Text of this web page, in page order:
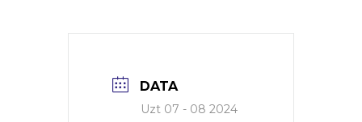
DATA
Uzt 07 - 08 2024